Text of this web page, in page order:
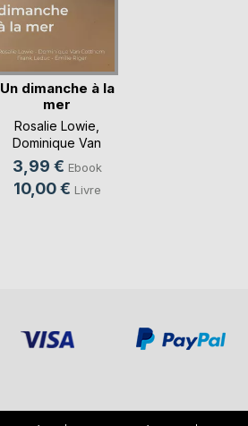
Un dimanche à la
mer
Rosalie Lowie
Dominique Van
Cotthem
3,99 € Ebook
10,00 € Livre